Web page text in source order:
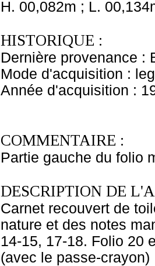
H. 00,082m ; L.
HISTORIQUE :
Dernière provenance :
Mode d'acquisition :
Année d'acquisition :
COMMENTAIRE :
Partie gauche du folio
DESCRIPTION DE
Carnet recouvert de
nature et des notes
14-15, 17-18. Folio 20
(avec le passe-crayon)